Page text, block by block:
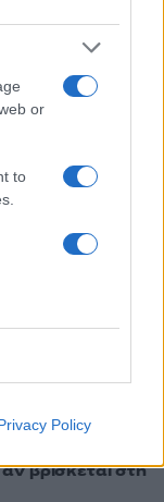
or
to
PolicyΧαμενεΐ
βρίσκεται στη